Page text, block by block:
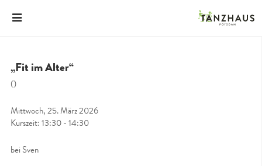
„Fit im Alter“
()
Mittwoch, 25. März 2026
Kurszeit: 13:30 - 14:30
bei Sven